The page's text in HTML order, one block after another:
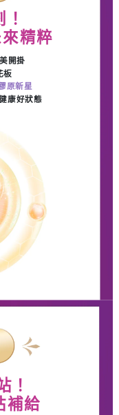
精粹
開掛
板
原新星
康好狀態
！
補給